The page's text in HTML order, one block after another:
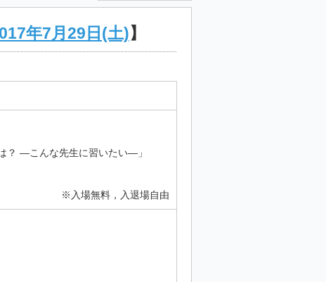
年7月29日(土)】
んな先生に習いたい―」
※入場無料，入退場自由